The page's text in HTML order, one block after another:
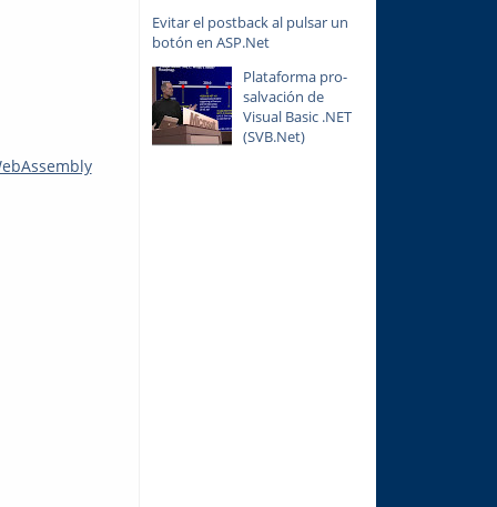
Evitar el postback al pulsar un
botón en ASP.Net
Plataforma pro-
salvación de
Visual Basic .NET
(SVB.Net)